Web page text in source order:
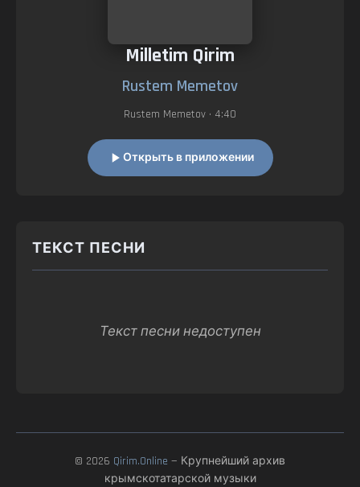
Milletim Qirim
Rustem Memetov
Rustem Memetov • 4:40
Открыть в приложении
ТЕКСТ ПЕСНИ
Текст песни недоступен
© 2026 Qirim.Online — Крупнейший архив
крымскотатарской музыки